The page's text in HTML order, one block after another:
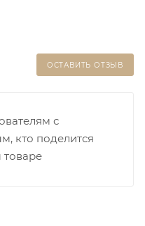
ОСТАВИТЬ ОТЗЫВ
с
кто поделится